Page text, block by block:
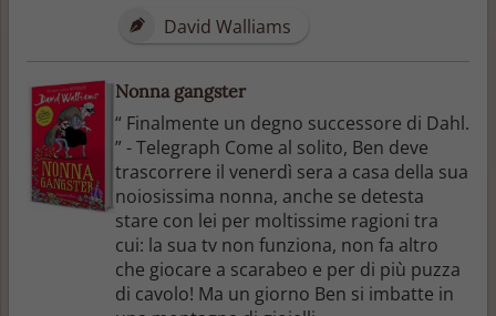
David Walliams
Nonna gangster
“ Finalmente un degno successore di Dahl.
” - Telegraph Come al solito, Ben deve
trascorrere il venerdì sera a casa della sua
noiosissima nonna, anche se detesta
stare con lei per moltissime ragioni tra
cui: la sua tv non funziona, non fa altro
che giocare a scarabeo e per di più puzza
di cavolo! Ma un giorno Ben si imbatte in